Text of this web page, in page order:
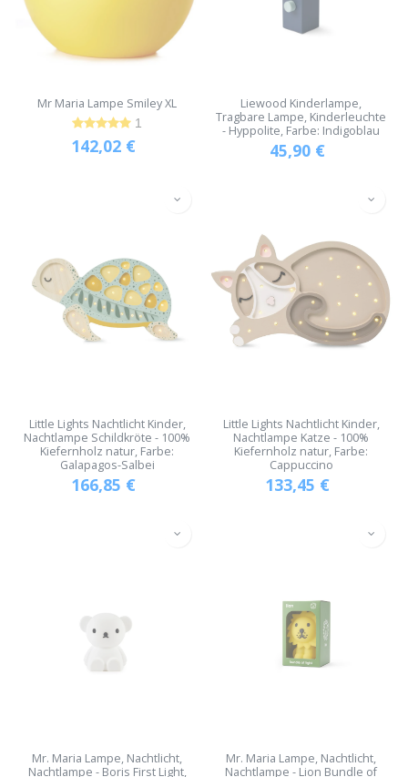
Mr Maria Lampe Smiley XL
1
142,02 €
Liewood Kinderlampe,
Tragbare Lampe, Kinderleuchte
- Hyppolite, Farbe: Indigoblau
45,90 €
Little Lights Nachtlicht Kinder,
Nachtlampe Schildkröte - 100%
Kiefernholz natur, Farbe:
Galapagos-Salbei
166,85 €
Little Lights Nachtlicht Kinder,
Nachtlampe Katze - 100%
Kiefernholz natur, Farbe:
Cappuccino
133,45 €
Mr. Maria Lampe, Nachtlicht,
Nachtlampe - Boris First Light,
Mr. Maria Lampe, Nachtlicht,
Nachtlampe - Lion Bundle of